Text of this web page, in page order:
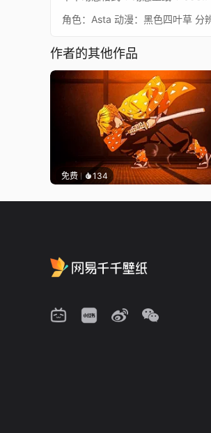
角色：Asta 动漫：黑色四叶草 分
作者的其他作品
免费 134